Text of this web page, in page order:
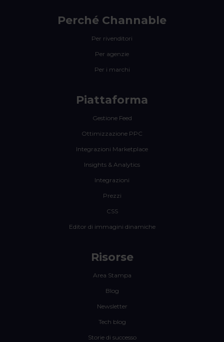
Perché Channable
Per rivenditori
Per agenzie
Per i marchi
Piattaforma
Gestione Feed
Ottimizzazione PPC
Integrazioni Marketplace
Insights & Analytics
Integrazioni
Prezzi
CSS
Editor di immagini dinamiche
Risorse
Area Stampa
Blog
Newsletter
Tech blog
Storie di successo